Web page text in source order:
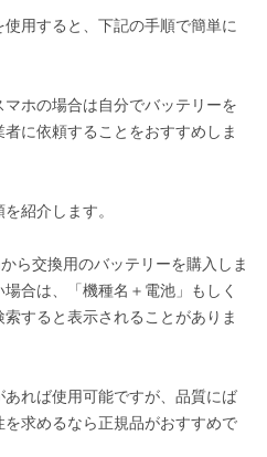
用すると、下記の手順で簡単に
ホの場合は自分でバッテリーを
に依頼することをおすすめしま
紹介します。
ら交換用のバッテリーを購入しま
合は、「機種名＋電池」もしく
すると表示されることがありま
れば使用可能ですが、品質にば
求めるなら正規品がおすすめで